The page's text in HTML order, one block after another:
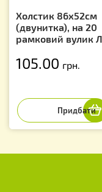
Холстик 86х52см
(двунитка), на 20
рамковий вулик
105.00 грн.